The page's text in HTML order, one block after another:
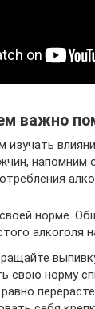
важно
напомним
норме.
алкоголя
свою норму